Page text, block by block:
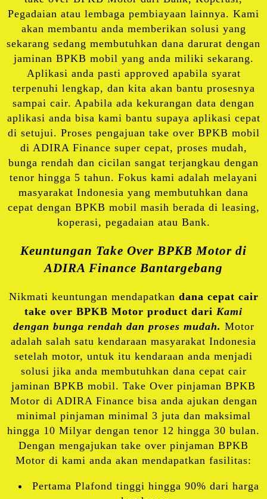
Pegadaian atau lembaga pembiayaan lainnya. Kami
akan membantu anda memberikan solusi yang
sekarang sedang membutuhkan dana darurat dengan
jaminan BPKB mobil yang anda miliki sekarang.
Aplikasi anda pasti approved apabila syarat
terpenuhi lengkap, dan kita akan bantu prosesnya
sampai cair. Apabila ada kekurangan data dengan
aplikasi anda bisa kami bantu supaya aplikasi cepat
di setujui. Proses pengajuan take over BPKB mobil
di ADIRA Finance super cepat, proses mudah,
bunga rendah dan cicilan sangat terjangkau dengan
tenor hingga 5 tahun. Fokus kami adalah melayani
masyarakat Indonesia yang membutuhkan dana
cepat dengan BPKB mobil masih berada di leasing,
koperasi, pegadaian atau Bank.
Keuntungan Take Over BPKB Motor di
ADIRA Finance Bantargebang
Nikmati keuntungan mendapatkan dana cepat cair
take over BPKB Motor product dari Kami
dengan bunga rendah dan proses mudah. Motor
adalah salah satu kendaraan masyarakat Indonesia
setelah motor, untuk itu kendaraan anda menjadi
solusi jika anda membutuhkan dana cepat cair
jaminan BPKB mobil. Take Over pinjaman BPKB
Motor di ADIRA Finance bisa anda ajukan dengan
minimal pinjaman minimal 3 juta dan maksimal
hingga 10 Milyar dengan tenor 12 hingga 30 bulan.
Dengan mengajukan take over pinjaman BPKB
Motor di kami anda akan mendapatkan fasilitas:
Pertama Plafond tinggi hingga 90% dari harga